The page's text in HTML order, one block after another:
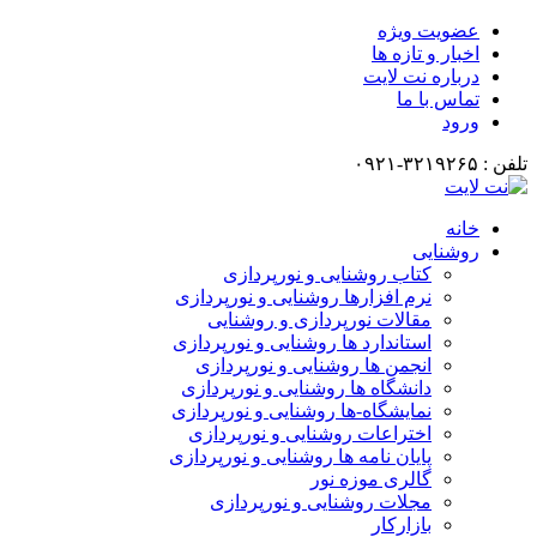
عضویت ویژه
اخبار و تازه ها
درباره نت لایت
تماس با ما
ورود
تلفن : ۳۲۱۹۲۶۵-۰۹۲۱
خانه
روشنایی
کتاب روشنایی و نورپردازی
نرم افزارها روشنایی و نورپردازی
مقالات نورپردازی و روشنایی
استاندارد ها روشنایی و نورپردازی
انجمن ها روشنایی و نورپردازی
دانشگاه ها روشنایی و نورپردازی
نمایشگاه-ها روشنایی و نورپردازی
اختراعات روشنایی و نورپردازی
پایان نامه ها روشنایی و نورپردازی
گالری موزه نور
مجلات روشنایی و نورپردازی
بازارکار